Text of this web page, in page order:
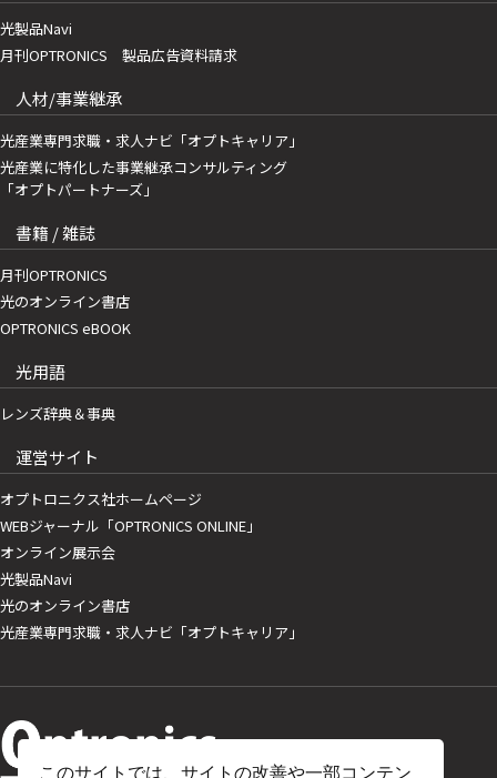
このサイトでは、サイトの改善や一部コンテン
光製品Navi
月刊OPTRONICS 製品広告資料請求
人材/事業継承
光産業専門求職・求人ナビ「オプトキャリア」
光産業に特化した事業継承コンサルティング
「オプトパートナーズ」
書籍 / 雑誌
月刊OPTRONICS
光のオンライン書店
OPTRONICS eBOOK
光用語
レンズ辞典＆事典
運営サイト
オプトロニクス社ホームページ
WEBジャーナル「OPTRONICS ONLINE」
オンライン展示会
光製品Navi
光のオンライン書店
光産業専門求職・求人ナビ「オプトキャリア」